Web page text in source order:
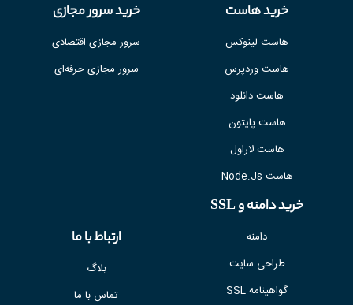
خرید هاست
هاست لینوکس
هاست وردپرس
هاست دانلود
هاست پایتون
هاست لاراول
هاست Node.Js
خرید سرور مجازی
سرور مجازی اقتصادی
سرور مجازی حرفه‌ای
خرید دامنه و SSL
دامنه
طراحی سایت
گواهینامه SSL
ارتباط با ما
بلاگ
تماس با ما